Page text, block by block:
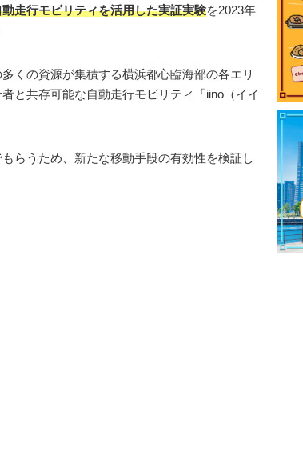
動走行モビリティを活用した実証実験を2023年
くの資源が集積する横浜都心臨海部の各エリ
と共存可能な自動走行モビリティ「iino（イイ
らうため、新たな移動手段の有効性を検証し